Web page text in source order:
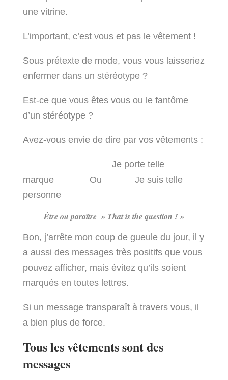
une vitrine.
L’important, c’est vous et pas le vêtement !
Sous prétexte de mode, vous vous laisseriez
enfermer dans un stéréotype ?
Est-ce que vous êtes vous ou le fantôme
d’un stéréotype ?
Avez-vous envie de dire par vos vêtements :
Je porte telle
marque Ou Je suis telle
personne
Être ou paraître » That is the question ! »
Bon, j’arrête mon coup de gueule du jour, il y
a aussi des messages très positifs que vous
pouvez afficher, mais évitez qu’ils soient
marqués en toutes lettres.
Si un message transparaît à travers vous, il
a bien plus de force.
Tous les vêtements sont des
messages